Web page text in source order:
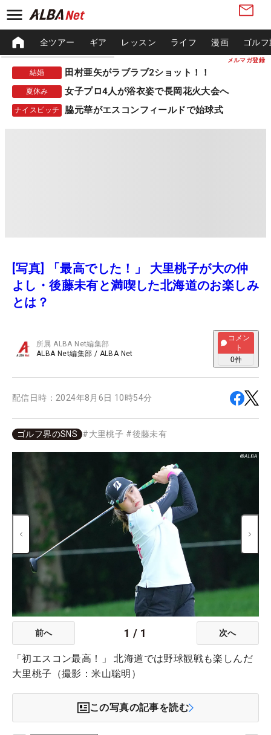
メルマガ登録
全ツアー ギア レッスン ライフ 漫画 ゴル
結婚 田村亜矢がラブラブ2ショット！！
夏休み 女子プロ4人が浴衣姿で長岡花火大会へ
ナイスピッチ 脇元華がエスコンフィールドで始球式
[写真] 「最高でした！」 大里桃子が大の仲
よし・後藤未有と満喫した北海道のお楽しみ
とは？
所属ALBA Net編集部
ALBA Net編集部 / ALBA Net
コメン
ト
0件
配信日時： 2024年8月6日 10時54分
ゴルフ界のSNS #大里桃子 #後藤未有
前へ 1 / 1 次へ
「初エスコン最高！」 北海道では野球観戦も楽しんだ
大里桃子（撮影：米山聡明）
この写真の記事を読む